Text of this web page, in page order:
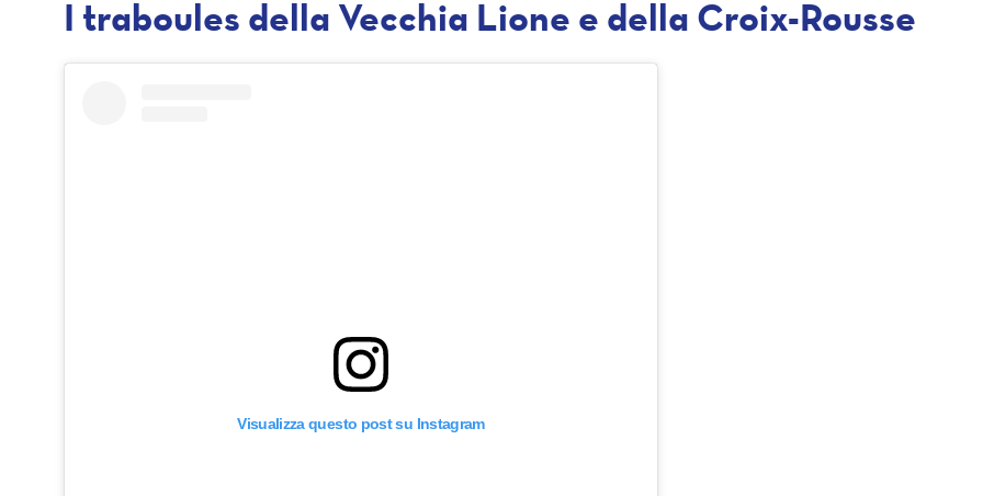
I traboules della Vecchia Lione e della Croix-Rousse
Visualizza questo post su Instagram